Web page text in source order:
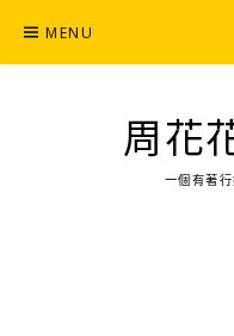
content
MENU
周花
一個有著